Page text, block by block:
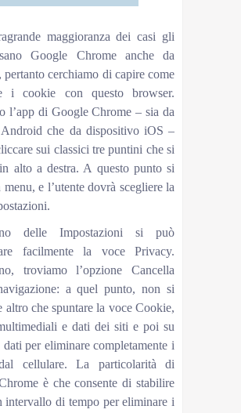
maggioranza dei casi gli
Google Chrome anche da
pertanto cerchiamo di capire come
i cookie con questo browser.
l’app di Google Chrome – sia da
che da dispositivo iOS –
sui classici tre puntini che si
alto a destra. A questo punto si
menu, e l’utente dovrà scegliere la
delle Impostazioni si può
facilmente la voce Privacy.
troviamo l’opzione Cancella
a quel punto, non si
altro che spuntare la voce Cookie,
e dati dei siti e poi su
dati per eliminare completamente i
cellulare. La particolarità di
è che consente di stabilire
intervallo di tempo per eliminare i